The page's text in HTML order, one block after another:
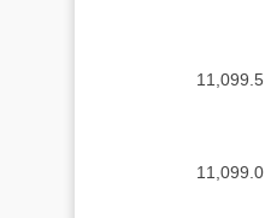
11,099.0
11,099.5